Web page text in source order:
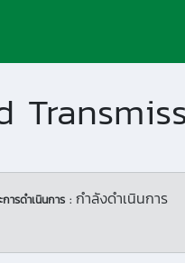
การดำเนินการ :กำลังดำเนินการ